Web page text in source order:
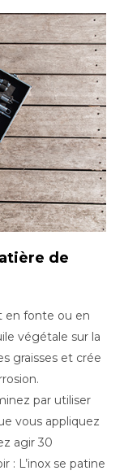
de
en fonte ou en
végétale sur la
graisses et crée
par utiliser
vous appliquez
agir 30
: L’inox se patine